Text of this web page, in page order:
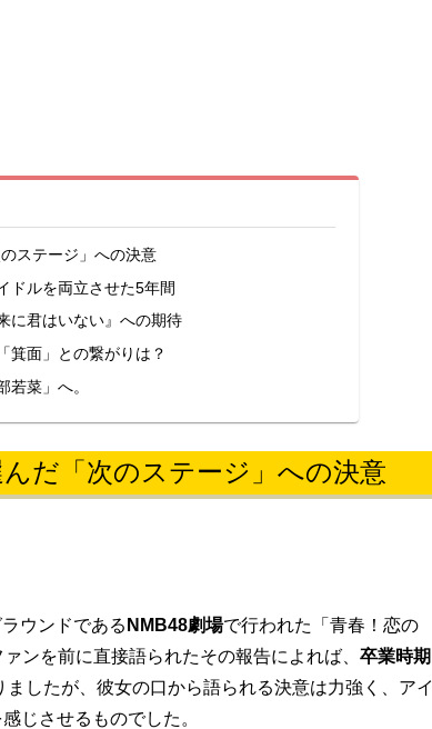
ステージ」への決意
ドルを両立させた5年間
に君はいない』への期待
箕面」との繋がりは？
若菜」へ。
だ「次のステージ」への決意
ウンドである NMB48劇場で行われた「青春！恋の
ンを前に直接語られたその報告によれば、 卒業時期
したが、彼女の口から語られる決意は力強く、アイ
じさせるものでした。